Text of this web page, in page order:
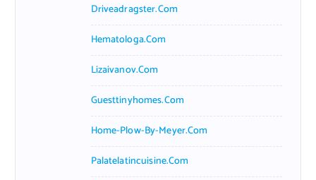
Driveadragster.com
Hematologa.com
Lizaivanov.com
Guesttinyhomes.com
Home-Plow-By-Meyer.com
Palatelatincuisine.com